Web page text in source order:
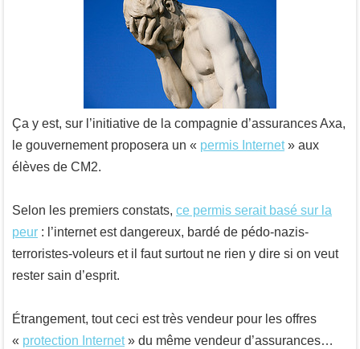
Ça y est, sur l’initiative de la compagnie d’assurances Axa,
le gouvernement proposera un « permis Internet» aux
élèves de CM2.
Selon les premiers constats, ce permis serait basé sur la
peur : l’internet est dangereux, bardé de pédo-nazis-
terroristes-voleurs et il faut surtout ne rien y dire si on veut
rester sain d’esprit.
Étrangement, tout ceci est très vendeur pour les offres
« protection Internet» du même vendeur d’assurances…